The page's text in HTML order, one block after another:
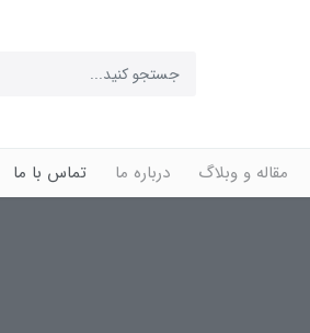
مقاله ‌و وبلاگ درباره ما تماس با ما